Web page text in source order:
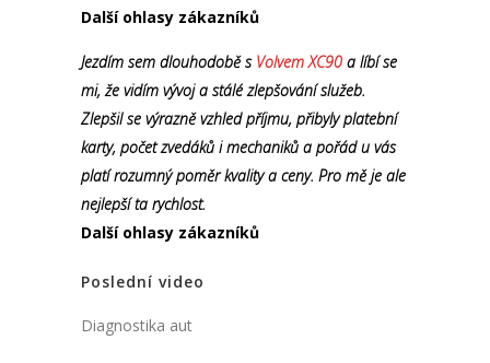
Další ohlasy zákazníků
Jezdím sem dlouhodobě s Volvem XC90 a líbí se
mi, že vidím vývoj a stálé zlepšování služeb.
Zlepšil se výrazně vzhled příjmu, přibyly platební
karty, počet zvedáků i mechaniků a pořád u vás
platí rozumný poměr kvality a ceny. Pro mě je ale
nejlepší ta rychlost.
Další ohlasy zákazníků
Poslední video
Diagnostika aut